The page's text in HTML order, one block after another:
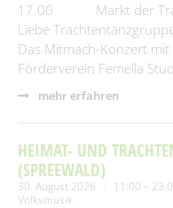
17.00 Markt der
Liebe
Das Mitmach-Konzert
Förderverein Femella
mehr erfahren
HEIMAT- UND
(SPREEWALD)
30. August 2026 11:00 –
Volksmusik